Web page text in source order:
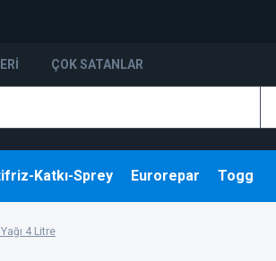
ÇOK SATANLAR
Katkı-Sprey Eurorepar Togg
4 Litre